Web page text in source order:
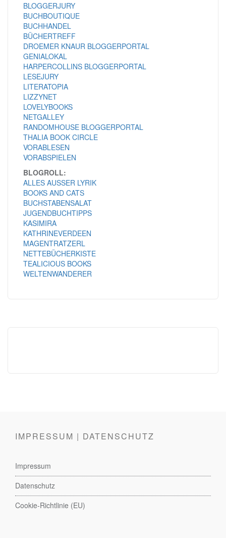
BLOGGERJURY
BUCHBOUTIQUE
BUCHHANDEL
BÜCHERTREFF
DROEMER KNAUR BLOGGERPORTAL
GENIALOKAL
HARPERCOLLINS BLOGGERPORTAL
LESEJURY
LITERATOPIA
LIZZYNET
LOVELYBOOKS
NETGALLEY
RANDOMHOUSE BLOGGERPORTAL
THALIA BOOK CIRCLE
VORABLESEN
VORABSPIELEN
BLOGROLL:
ALLES AUSSER LYRIK
BOOKS AND CATS
BUCHSTABENSALAT
JUGENDBUCHTIPPS
KASIMIRA
KATHRINEVERDEEN
MAGENTRATZERL
NETTEBÜCHERKISTE
TEALICIOUS BOOKS
WELTENWANDERER
IMPRESSUM | DATENSCHUTZ
Impressum
Datenschutz
Cookie-Richtlinie (EU)